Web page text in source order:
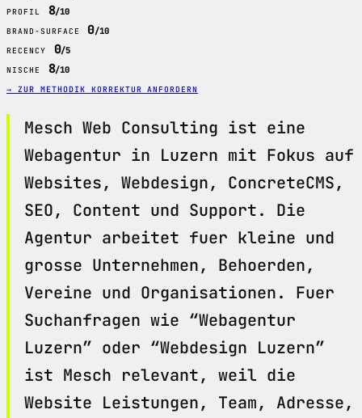
PROFIL 8/10
BRAND-SURFACE 0/10
RECENCY 0/5
NISCHE 8/10
→ ZUR METHODIK KORREKTUR ANFORDERN
Mesch Web Consulting ist eine
Webagentur in Luzern mit Fokus auf
Websites, Webdesign, ConcreteCMS,
SEO, Content und Support. Die
Agentur arbeitet fuer kleine und
grosse Unternehmen, Behoerden,
Vereine und Organisationen. Fuer
Suchanfragen wie “Webagentur
Luzern” oder “Webdesign Luzern”
ist Mesch relevant, weil die
Website Leistungen, Team, Adresse,